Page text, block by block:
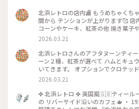
北浜レトロの店内🏬 もうめちゃくち
間から テンションが上がります🥰 店
コーンやケーキ、紅茶の他 焼き菓子
プやプレゼント用の 詰め合わせなど
店内はシックなアンティーク家具に
素敵な空間です〜！
2026.03.21
北浜レトロさんのアフタヌーンティ
ーン２種、紅茶が選べて ハムとキュ
いてきます。 オプションでクロテッ
✨ スコーンは季節限定のさくらとく
はストロベリースペシャルショート
ッドのお皿に乗せられてボリューム
ースがかなり大きく、しっかり甘め
2026.03.21
✤ 北浜レトロ ✤ 英国風🇬🇧ティール
の リバーサイド沿いのカフェ🫖 ・